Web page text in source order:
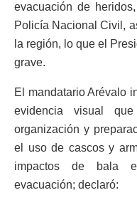
evacuación de
Policía Nacional Civil,
la región, lo que el
grave.
El mandatario Arévalo
evidencia visual
organización y
el uso de cascos y
impactos de bala
evacuación; declaró: